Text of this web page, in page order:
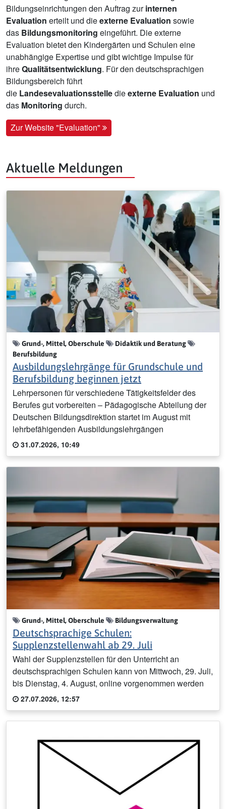
Bildungseinrichtungen den Auftrag zurinternen
Evaluation erteilt und dieexterne Evaluation sowie
das Bildungsmonitoring eingeführt. Die externe
Evaluation bietet den Kindergärten und Schulen eine
unabhängige Expertise und gibt wichtige Impulse für
ihreQualitätsentwicklung. Für den deutschsprachigen
Bildungsbereich führt
die Landesevaluationsstelledieexterne Evaluation und
das Monitoring durch.
Zur Website "Evaluation"
Aktuelle Meldungen
Grund-, Mittel, Oberschule
Didaktik und Beratung
Berufsbildung
Ausbildungslehrgänge für Grundschule und
Berufsbildung beginnen jetzt
Lehrpersonen für verschiedene Tätigkeitsfelder des
Berufes gut vorbereiten – Pädagogische Abteilung der
Deutschen Bildungsdirektion startet im August mit
lehrbefähigenden Ausbildungslehrgängen
31.07.2026, 10:49
Grund-, Mittel, Oberschule Bildungsverwaltung
Deutschsprachige Schulen:
Supplenzstellenwahl ab 29. Juli
Wahl der Supplenzstellen für den Unterricht an
deutschsprachigen Schulen kann von Mittwoch, 29. Juli,
bis Dienstag, 4. August, online vorgenommen werden
27.07.2026, 12:57